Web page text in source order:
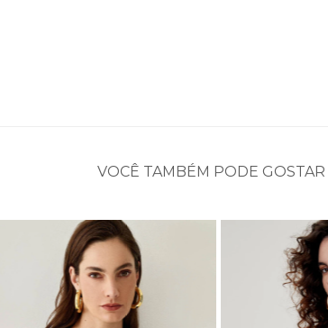
VOCÊ TAMBÉM PODE GOSTAR